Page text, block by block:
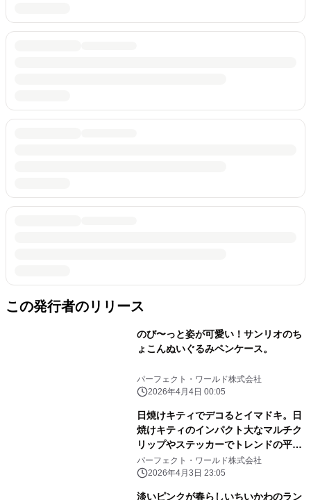
この発行者のリリース
のび〜っと姿が可愛い！サンリオのち
ょこんぬいぐるみペンケース。
パーフェクト・ワールド株式会社
2026年4月4日 00:05
日焼けキティでデコるとイマドキ。日
焼けキティのインパクト大なマルチク
リップやステッカーでトレンドの平成
レトロ感ばっちりです。
パーフェクト・ワールド株式会社
2026年4月3日 23:05
淡いピンクが春らしいちいかわのラン